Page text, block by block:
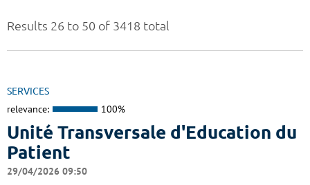
Results 26 to 50 of 3418 total
SERVICES
relevance: 100%
Unité Transversale d'Education du
Patient
29/04/2026 09:50